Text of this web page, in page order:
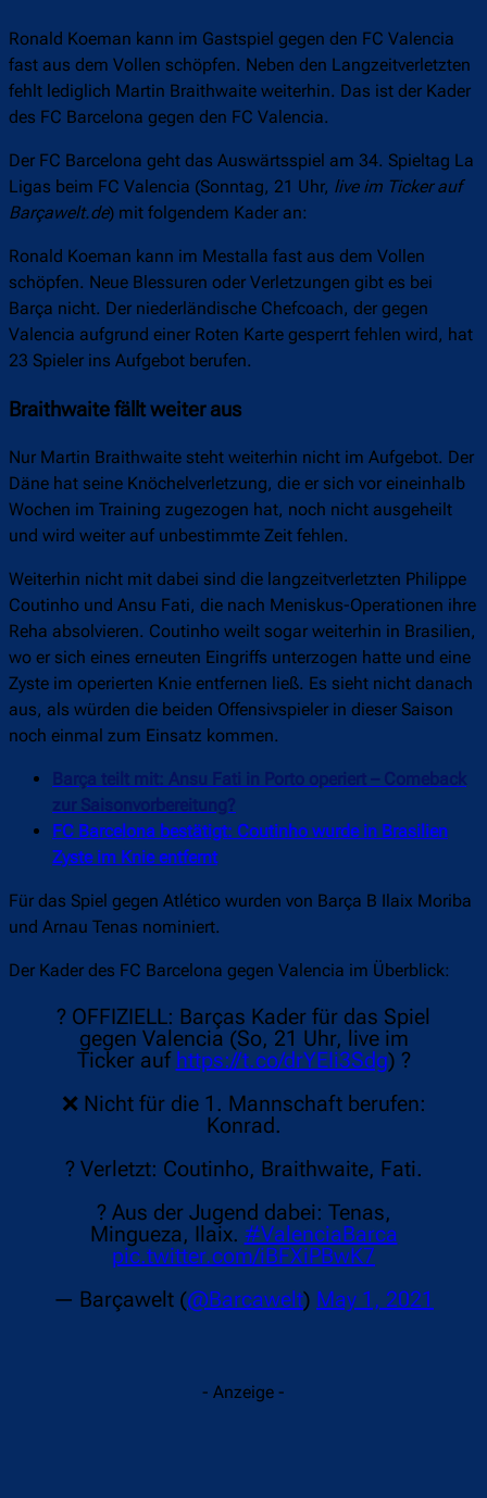
Ronald Koeman kann im Gastspiel gegen den FC Valencia
fast aus dem Vollen schöpfen. Neben den Langzeitverletzten
fehlt lediglich Martin Braithwaite weiterhin. Das ist der Kader
des FC Barcelona gegen den FC Valencia.
Der FC Barcelona geht das Auswärtsspiel am 34. Spieltag La
Ligas beim FC Valencia (Sonntag, 21 Uhr, live im Ticker auf
Barçawelt.de) mit folgendem Kader an:
Ronald Koeman kann im Mestalla fast aus dem Vollen
schöpfen. Neue Blessuren oder Verletzungen gibt es bei
Barça nicht. Der niederländische Chefcoach, der gegen
Valencia aufgrund einer Roten Karte gesperrt fehlen wird, hat
23 Spieler ins Aufgebot berufen.
Braithwaite fällt weiter aus
Nur Martin Braithwaite steht weiterhin nicht im Aufgebot. Der
Däne hat seine Knöchelverletzung, die er sich vor eineinhalb
Wochen im Training zugezogen hat, noch nicht ausgeheilt
und wird weiter auf unbestimmte Zeit fehlen.
Weiterhin nicht mit dabei sind die langzeitverletzten Philippe
Coutinho und Ansu Fati, die nach Meniskus-Operationen ihre
Reha absolvieren. Coutinho weilt sogar weiterhin in Brasilien,
wo er sich eines erneuten Eingriffs unterzogen hatte und eine
Zyste im operierten Knie entfernen ließ. Es sieht nicht danach
aus, als würden die beiden Offensivspieler in dieser Saison
noch einmal zum Einsatz kommen.
Barça teilt mit: Ansu Fati in Porto operiert – Comeback
zur Saisonvorbereitung?
FC Barcelona bestätigt: Coutinho wurde in Brasilien
Zyste im Knie entfernt
Für das Spiel gegen Atlético wurden von Barça B Ilaix Moriba
und Arnau Tenas nominiert.
Der Kader des FC Barcelona gegen Valencia im Überblick:
? OFFIZIELL: Barças Kader für das Spiel
gegen Valencia (So, 21 Uhr, live im
Ticker auf https://t.co/drYEIi3Sdg) ?
❌ Nicht für die 1. Mannschaft berufen:
Konrad.
? Verletzt: Coutinho, Braithwaite, Fati.
? Aus der Jugend dabei: Tenas,
Mingueza, Ilaix. #ValenciaBarca
pic.twitter.com/iBFXiPBwK7
— Barçawelt (@Barcawelt) May 1, 2021
- Anzeige -